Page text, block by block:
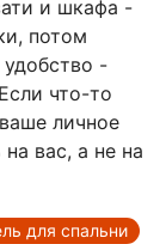
и шкафа -
потом
-
что-то
личное
вас, а не на
для спальни